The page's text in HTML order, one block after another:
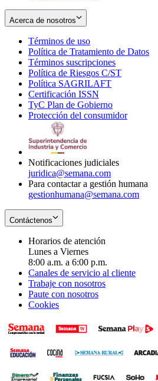
Acerca de nosotros
Términos de uso
in
new
window
Política de Tratamiento de Datos
Términos suscripciones
in
Política de Riesgos C/ST
Política SAGRILAFT
new
window
Certificación ISSN
in
new
TyC Plan de Gobierno
in
Protección del consumidorOpens
Notificaciones judiciales
juridica@semana.com
Para contactar a gestión humana
gestionhumana@semana.com
Contáctenos
Horarios de atención
Lunes a Viernes
8:00 a.m. a 6:00 p.m.
Canales de servicio al cliente
Trabaje con nosotros
Paute con nosotros
Cookies